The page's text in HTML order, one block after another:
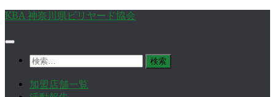
コ
テ
KBA 神奈川県ビリヤード協会
検
加盟店舗一覧